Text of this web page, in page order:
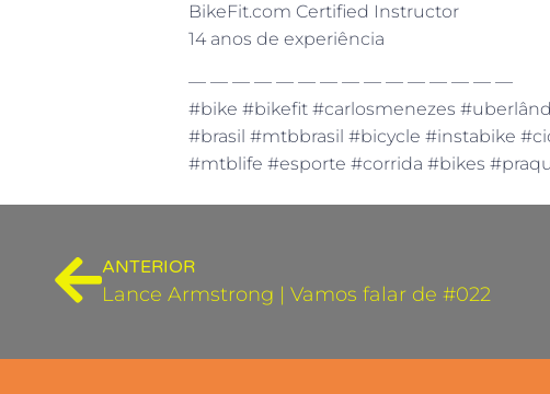
BikeFit.com Certified Instructor
14 anos de experiência
— — — — — — — — — — — — — — —
#bike #bikefit #carlosmenezes
#brasil #mtbbrasil #bicycle #instabike
#mtblife #esporte #corrida #bikes
ANTERIOR
Lance Armstrong | Vamos falar de #022